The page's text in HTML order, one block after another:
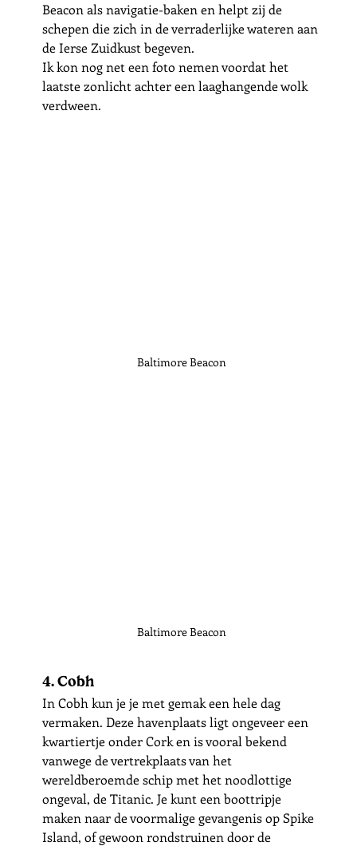
Beacon als navigatie-baken en helpt zij de
schepen die zich in de verraderlijke wateren aan
de Ierse Zuidkust begeven.
Ik kon nog net een foto nemen voordat het
laatste zonlicht achter een laaghangende wolk
verdween.
Baltimore Beacon
Baltimore Beacon
4. Cobh
In Cobh kun je je met gemak een hele dag
vermaken. Deze havenplaats ligt ongeveer een
kwartiertje onder Cork en is vooral bekend
vanwege de vertrekplaats van het
wereldberoemde schip met het noodlottige
ongeval, de Titanic. Je kunt een boottripje
maken naar de voormalige gevangenis op Spike
Island, of gewoon rondstruinen door de